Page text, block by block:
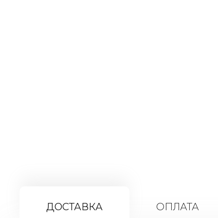
ДОСТАВКА ОПЛАТА